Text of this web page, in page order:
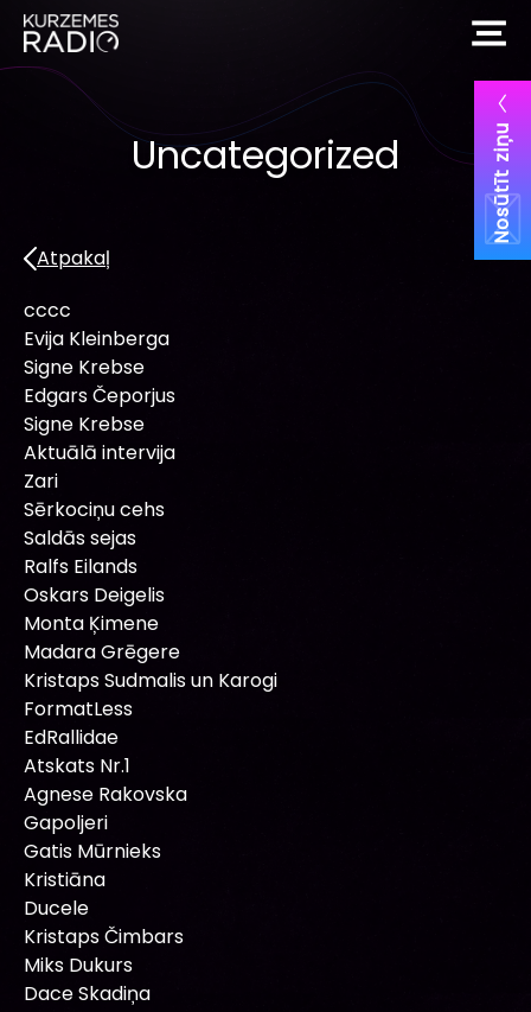
Nosūtīt ziņu
Uncategorized
Atpakaļ
cccc
Evija Kleinberga
Signe Krebse
Edgars Čeporjus
Signe Krebse
Aktuālā intervija
Zari
Sērkociņu cehs
Saldās sejas
Ralfs Eilands
Oskars Deigelis
Monta Ķimene
Madara Grēgere
Kristaps Sudmalis un Karogi
FormatLess
EdRallidae
Atskats Nr.1
Agnese Rakovska
Gapoljeri
Gatis Mūrnieks
Kristiāna
Ducele
Kristaps Čimbars
Miks Dukurs
Dace Skadiņa